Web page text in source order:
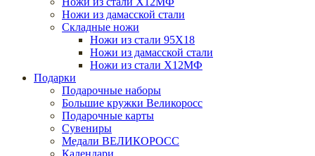
Ножи из дамасской стали
Складные ножи
Ножи из стали 95X18
Ножи из дамасской стали
Ножи из стали Х12МФ
Подарки
Подарочные наборы
Большие кружки Великоросс
Подарочные карты
Сувениры
Медали ВЕЛИКОРОСС
Календари